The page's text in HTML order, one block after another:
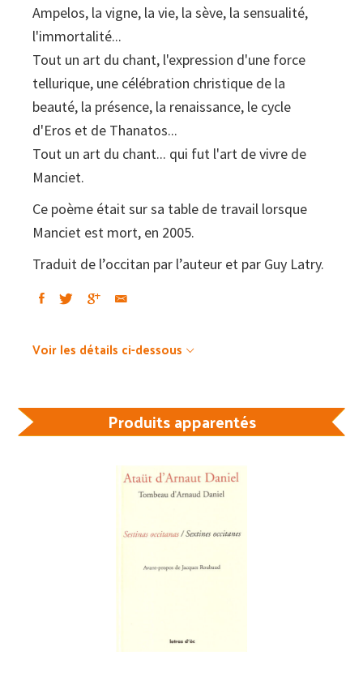
Ampelos, la vigne, la vie, la sève, la sensualité,
l'immortalité...
Tout un art du chant, l'expression d'une force
tellurique, une célébration christique de la
beauté, la présence, la renaissance, le cycle
d'Eros et de Thanatos...
Tout un art du chant... qui fut l'art de vivre de
Manciet.
Ce poème était sur sa table de travail lorsque
Manciet est mort, en 2005.
Traduit de l’occitan par l’auteur et par Guy Latry.
Voir les détails ci-dessous
Produits apparentés